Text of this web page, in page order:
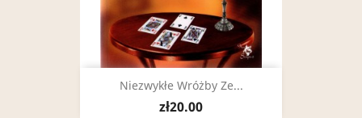
Niezwykłe Wróżby Ze...
zł20.00